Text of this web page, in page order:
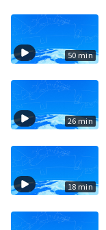
50 min
26 min
18 min